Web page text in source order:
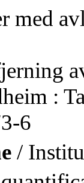
med
:
6
/